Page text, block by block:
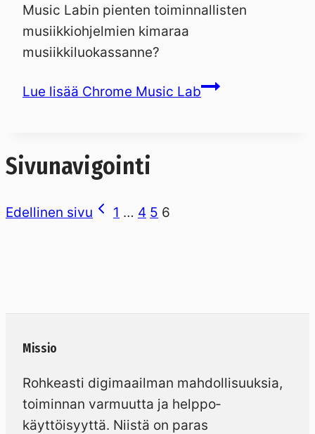
Music Labin pienten toiminnallisten
musiikkiohjelmien kimaraa
musiikkiluokassanne?
Lue lisää Chrome Music Lab
Sivunavigointi
Edellinen sivu 1 … 4 5 6
Missio
Rohkeasti digimaailman mahdollisuuksia,
toiminnan varmuutta ja helppo­
käyttöisyyttä. Niistä on paras